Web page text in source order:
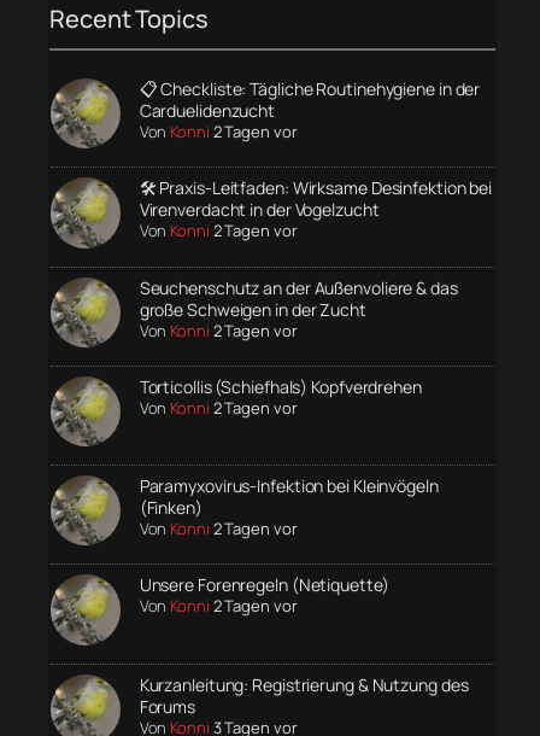
Recent Topics
📋 Checkliste: Tägliche Routinehygiene in der
Carduelidenzucht
Von Konni 2 Tagen vor
🛠️ Praxis-Leitfaden: Wirksame Desinfektion bei
Virenverdacht in der Vogelzucht
Von Konni 2 Tagen vor
Seuchenschutz an der Außenvoliere & das
große Schweigen in der Zucht
Von Konni 2 Tagen vor
Torticollis (Schiefhals) Kopfverdrehen
Von Konni 2 Tagen vor
Paramyxovirus-Infektion bei Kleinvögeln
(Finken)
Von Konni 2 Tagen vor
Unsere Forenregeln (Netiquette)
Von Konni 2 Tagen vor
Kurzanleitung: Registrierung & Nutzung des
Forums
Von Konni 3 Tagen vor